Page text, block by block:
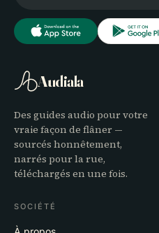
Audiala
Des guides audio pour votre
vraie façon de flâner —
sourcés honnêtement,
narrés pour la rue,
téléchargés en une fois.
SOCIÉTÉ